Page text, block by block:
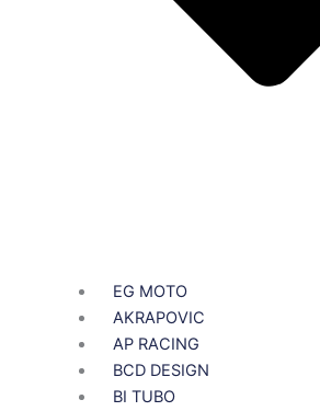
EG MOTO
AKRAPOVIC
AP RACING
BCD DESIGN
BI TUBO